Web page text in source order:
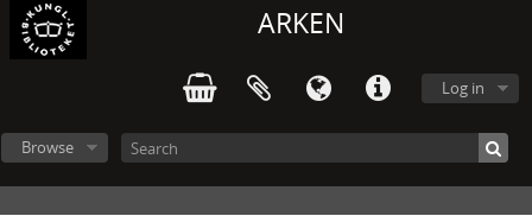
ARKEN
Log in
Browse